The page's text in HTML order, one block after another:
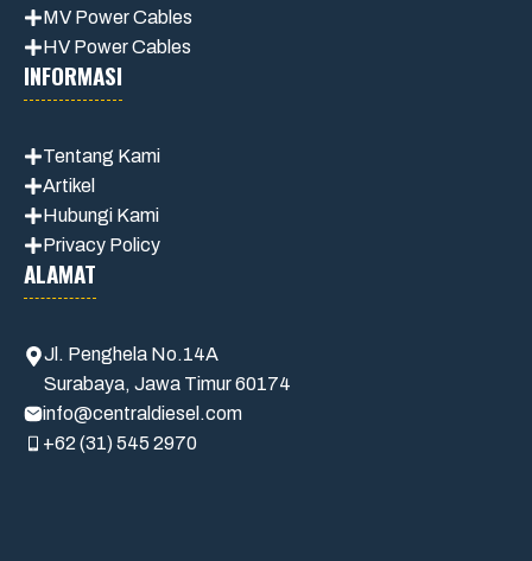
MV Power Cables
HV Power Cables
INFORMASI
Tentang Kami
Artikel
Hubungi Kami
Privacy Policy
ALAMAT
Jl. Penghela No.14A
Surabaya, Jawa Timur 60174
info@centraldiesel.com
+62 (31) 545 2970